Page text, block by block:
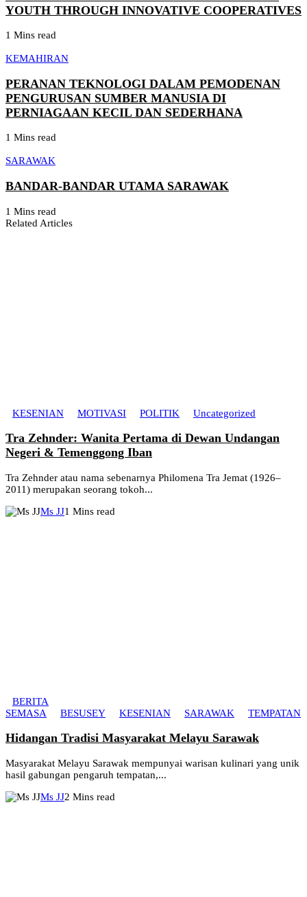
YOUTH THROUGH INNOVATIVE COOPERATIVES
1 Mins read
KEMAHIRAN
PERANAN TEKNOLOGI DALAM PEMODENAN
PENGURUSAN SUMBER MANUSIA DI
PERNIAGAAN KECIL DAN SEDERHANA
1 Mins read
SARAWAK
BANDAR-BANDAR UTAMA SARAWAK
1 Mins read
Related Articles
KESENIAN MOTIVASI POLITIK Uncategorized
Tra Zehnder: Wanita Pertama di Dewan Undangan
Negeri & Temenggong Iban
Tra Zehnder atau nama sebenarnya Philomena Tra Jemat (1926–
2011) merupakan seorang tokoh...
Ms JJ1 Mins read
BERITA
SEMASA
BESUSEY KESENIAN SARAWAK TEMPATAN
Hidangan Tradisi Masyarakat Melayu Sarawak
Masyarakat Melayu Sarawak mempunyai warisan kulinari yang unik
hasil gabungan pengaruh tempatan,...
Ms JJ2 Mins read